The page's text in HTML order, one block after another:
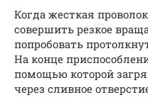
Когда жесткая
совершить резкое
попробовать
На конце
помощью которой
через сливное